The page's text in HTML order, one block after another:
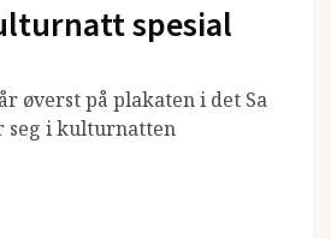
spesial
øverst på plakaten i det Sa
seg i kulturnatten